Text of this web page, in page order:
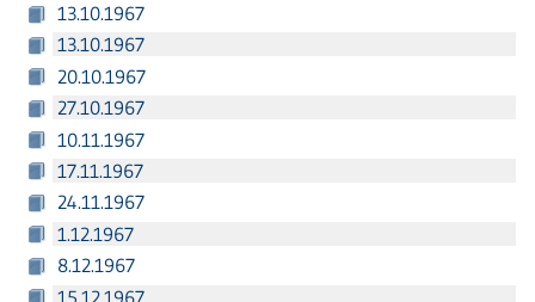
13.10.1967
13.10.1967
20.10.1967
27.10.1967
10.11.1967
17.11.1967
24.11.1967
1.12.1967
8.12.1967
15.12.1967